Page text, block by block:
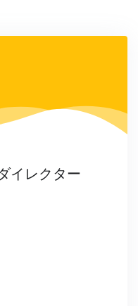
イレクター